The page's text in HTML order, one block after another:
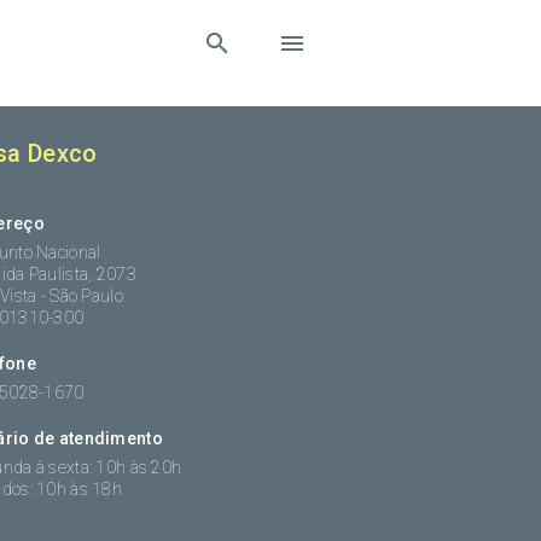
Dexco
Nacional
Paulista, 2073
- São Paulo
300
1670
de atendimento
à sexta: 10h às 20h
10h às 18h